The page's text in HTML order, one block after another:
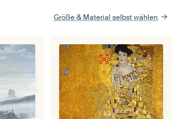
Größe & Material selbst wählen